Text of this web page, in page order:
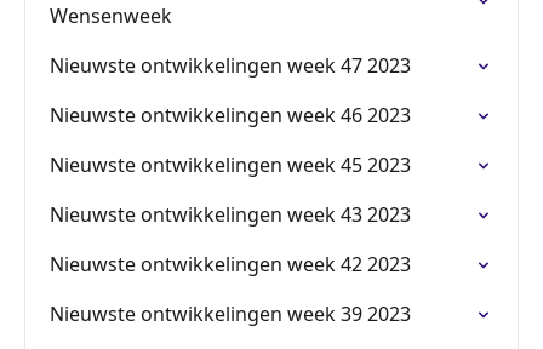
Wensenweek
Nieuwste ontwikkelingen week 47 2023
Nieuwste ontwikkelingen week 46 2023
Nieuwste ontwikkelingen week 45 2023
Nieuwste ontwikkelingen week 43 2023
Nieuwste ontwikkelingen week 42 2023
Nieuwste ontwikkelingen week 39 2023